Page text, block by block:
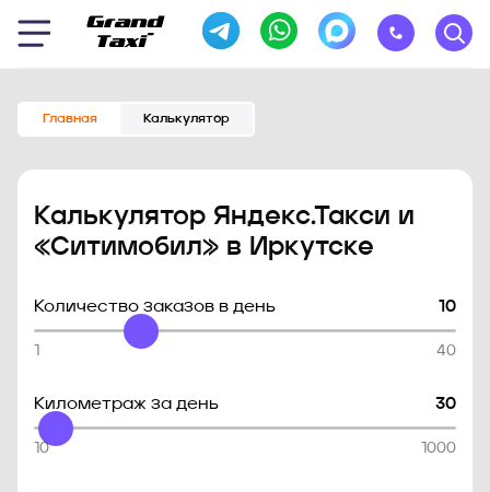
Главная Калькулятор
Калькулятор Яндекс.Такси и
«Ситимобил» в Иркутске
Количество заказов в день 10
1 40
Километраж за день 30
10 1000